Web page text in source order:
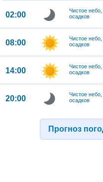
02:00
Чистое небо,
осадков
08:00
Чистое небо,
осадков
14:00
Чистое небо,
осадков
20:00
Чистое небо,
осадков
Прогноз